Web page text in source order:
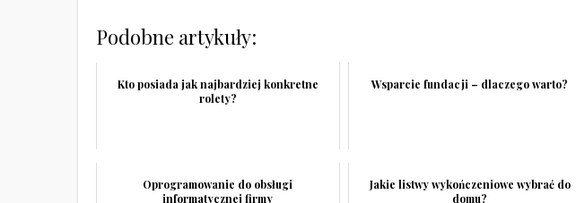
Podobne artykuły:
Kto posiada jak najbardziej konkretne
rolety?
Wsparcie fundacji – dlaczego warto?
Oprogramowanie do obsługi
informatycznej firmy
Jakie listwy wykończeniowe wybrać do
domu?